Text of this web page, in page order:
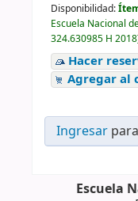
Disponibilidad:
Escuela Nacional
324.630985 H 2018
Hacer
Agregar al
Ingresar
Escuela